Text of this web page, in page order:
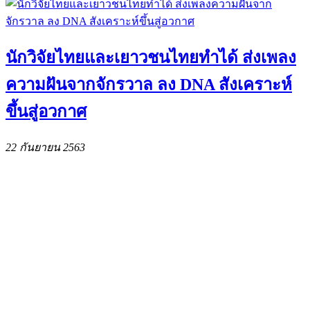
นักวิจัยไทยและเยาวชนไทยทำได้ ส่งเพลง
ความฝันจากจักรวาล ลง DNA สังเคราะห์
ขึ้นสู่อวกาศ
22 กันยายน 2563